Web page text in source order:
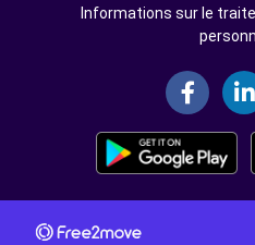
Informations sur le